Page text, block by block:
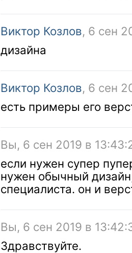
Виктор Козлов, 6 сен
дизайна
Виктор Козлов, 6 сен
есть примеры его
Вы, 6 сен 2019 в
если нужен супер
нужен обычный
специалиста. он и
Вы, 6 сен 2019 в
Здравствуйте.